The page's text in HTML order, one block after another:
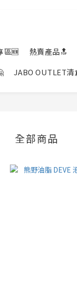
區🆕
熱賣產品🔝
JABO OUTLET清
全部商品